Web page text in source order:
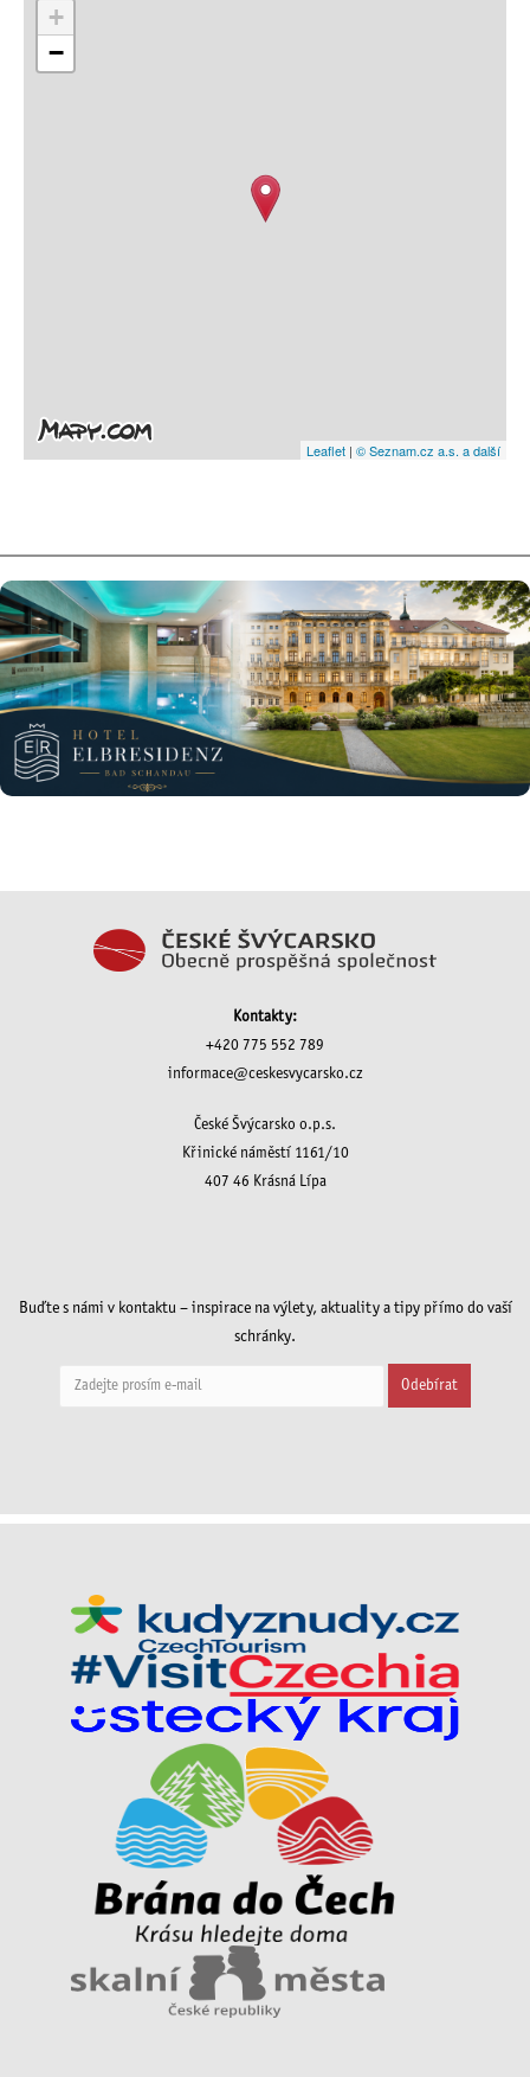
+
−
Leaflet | © Seznam.cz a.s. a další
Kontakty:
+420 775 552 789
informace@ceskesvycarsko.cz
České Švýcarsko o.p.s.
Křinické náměstí 1161/10
407 46 Krásná Lípa
Buďte s námi v kontaktu – inspirace na výlety, aktuality a tipy přímo do vaší
schránky.
Odebírat